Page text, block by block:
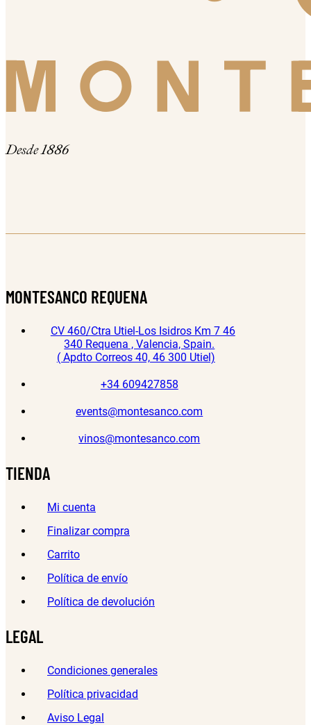
Desde 1886
MONTESANCO REQUENA
CV 460/Ctra Utiel-Los Isidros Km 7 46
340 Requena , Valencia, Spain.
( Apdto Correos 40, 46 300 Utiel)
+34 609427858
events@montesanco.com
vinos@montesanco.com
TIENDA
Mi cuenta
Finalizar compra
Carrito
Política de envío
Política de devolución
LEGAL
Condiciones generales
Política privacidad
Aviso Legal